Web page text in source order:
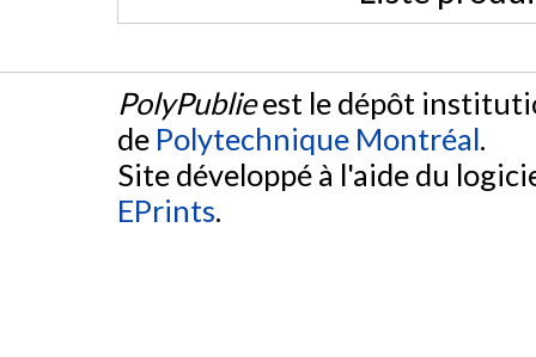
PolyPublieest le dépôt
de Polytechnique Montréal.
Site développé à l'aide du
EPrints.